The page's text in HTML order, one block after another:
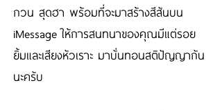
กวน สุดฮา พร้อมที่จะมาสร้างสีสันบน
iMessage ให้การสนทนาของคุณมีแต่รอย
ยิ้มและเสียงหัวเราะ มาบั่นทอนสติปัญญากัน
นะครับ